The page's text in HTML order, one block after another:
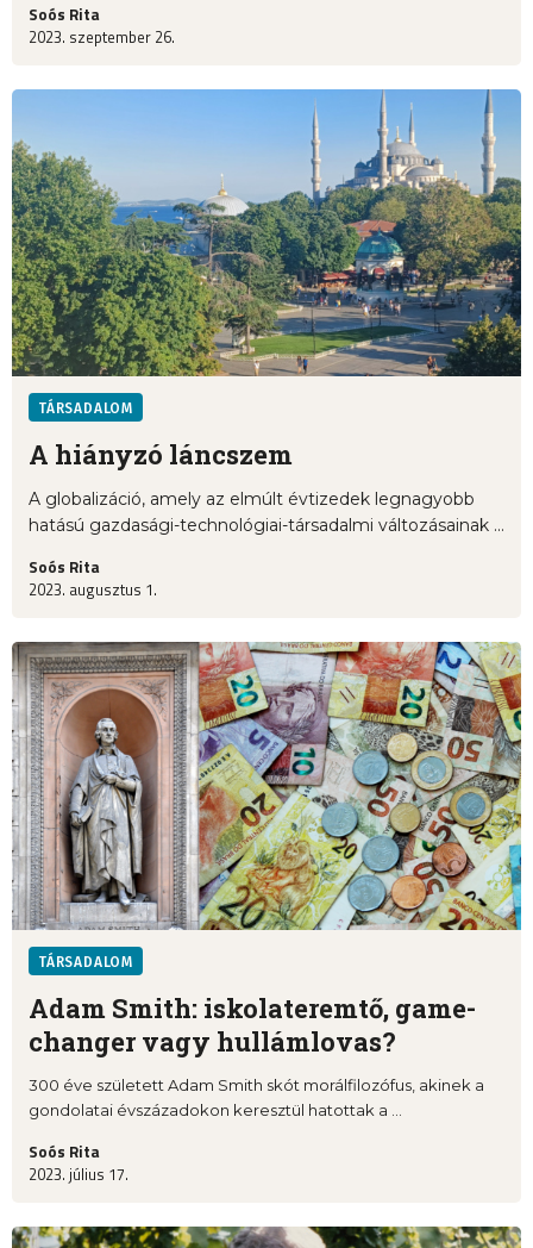
Soós Rita
2023. szeptember 26.
TÁRSADALOM
A hiányzó láncszem
A globalizáció, amely az elmúlt évtizedek legnagyobb
hatású gazdasági-technológiai-társadalmi változásainak ...
Soós Rita
2023. augusztus 1.
TÁRSADALOM
Adam Smith: iskolateremtő, game-
changer vagy hullámlovas?
300 éve született Adam Smith skót morálfilozófus, akinek a
gondolatai évszázadokon keresztül hatottak a ...
Soós Rita
2023. július 17.